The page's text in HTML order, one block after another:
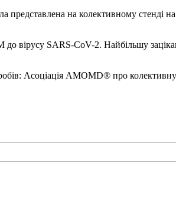
на колективному стенді на
вірусу SARS-CoV-2. Найбільшу
Асоціація AMOMD® про